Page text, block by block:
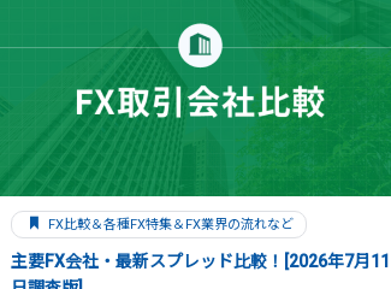
FX比較＆各種FX特集＆FX業界の流れなど
主要FX会社・最新スプレッド比較！[2026年7月11